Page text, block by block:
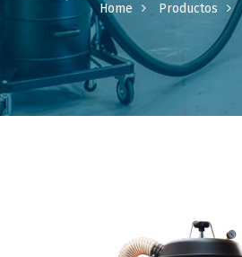
Home Productos